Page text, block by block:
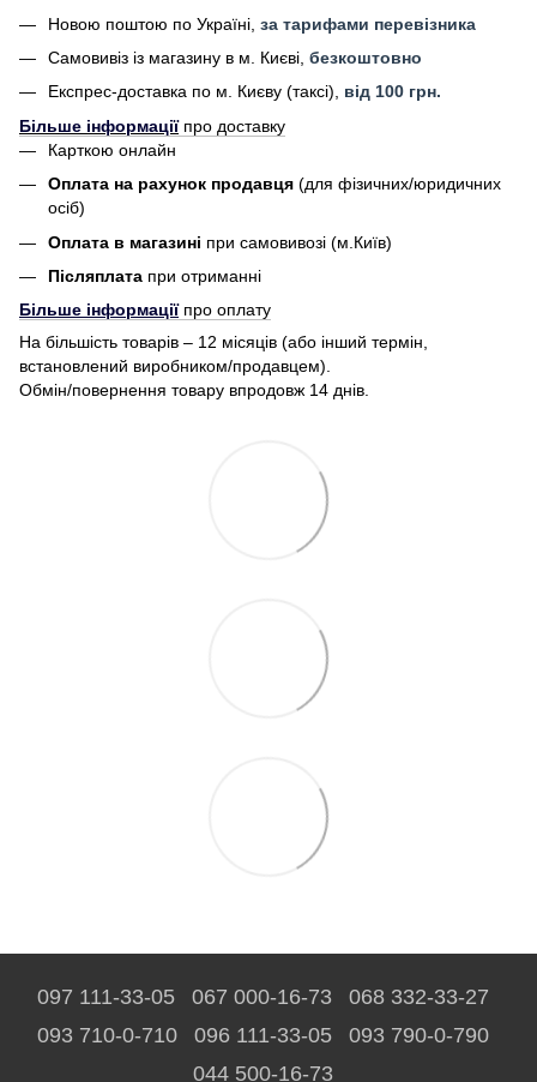
Новою поштою по Україні, за тарифами перевізника
Самовивіз із магазину в м. Києві, безкоштовно
Експрес-доставка по м. Києву (таксі), від 100 грн.
Більше інформаціїпро доставку
Карткою онлайн
Оплата на рахунок продавця (для фізичних/юридичних
осіб)
Оплата в магазині при самовивозі (м.Київ)
Післяплата при отриманні
Більше інформаціїпро оплату
На більшість товарів – 12 місяців (або інший термін,
встановлений виробником/продавцем).
Обмін/повернення товару впродовж 14 днів.
097 111-33-05 067 000-16-73
068 332-33-27
093 710-0-710
096 111-33-05
093 790-0-790
044 500-16-73